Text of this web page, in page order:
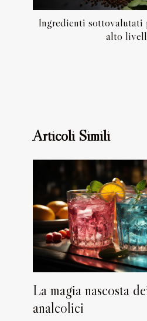
Ingredienti sottovalutati
alto
Articoli Simili
La magia nascosta
analcolici